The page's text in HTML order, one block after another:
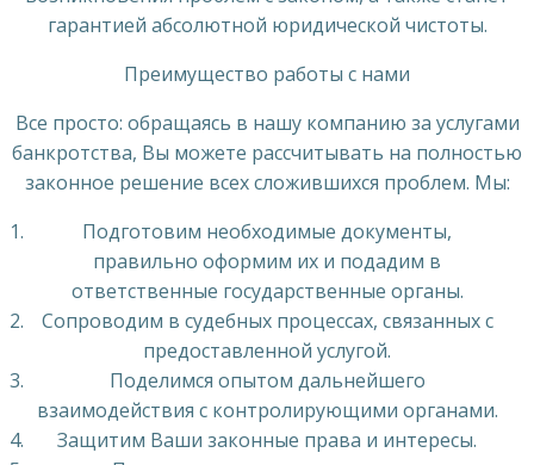
гарантией абсолютной юридической чистоты.
Преимущество работы с нами
Все просто: обращаясь в нашу компанию за услугами
банкротства, Вы можете рассчитывать на полностью
законное решение всех сложившихся проблем. Мы:
Подготовим необходимые документы,
правильно оформим их и подадим в
ответственные государственные органы.
Сопроводим в судебных процессах, связанных с
предоставленной услугой.
Поделимся опытом дальнейшего
взаимодействия с контролирующими органами.
Защитим Ваши законные права и интересы.